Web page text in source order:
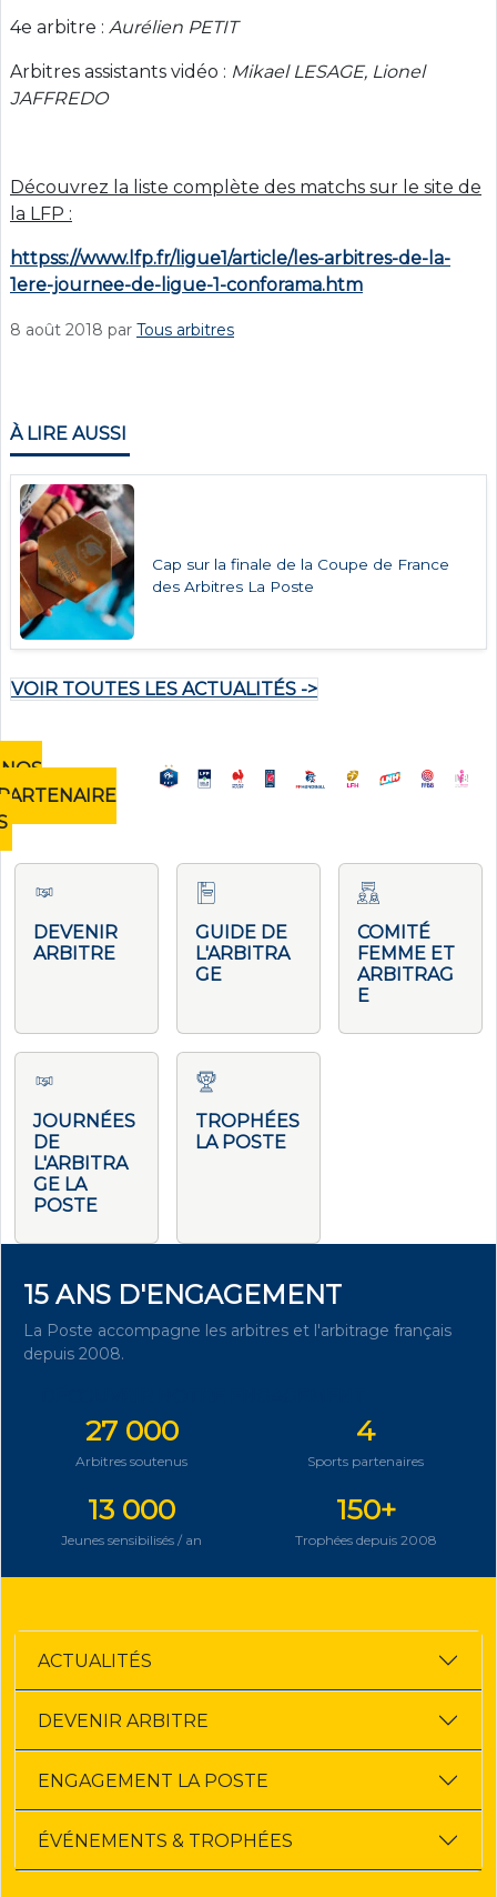
4e arbitre : Aurélien PETIT
Arbitres assistants vidéo : Mikael LESAGE, Lionel
JAFFREDO
Découvrez la liste complète des matchs sur le site de
la LFP :
httpss://www.lfp.fr/ligue1/article/les-arbitres-de-la-
1ere-journee-de-ligue-1-conforama.htm
8 août 2018 par Tous arbitres
À LIRE AUSSI
Cap sur la finale de la Coupe de France
des Arbitres La Poste
VOIR TOUTES LES ACTUALITÉS ->
NOS
DEVENIR
ARBITRE
GUIDE DE
L'ARBITRA
GE
COMITÉ
FEMME ET
ARBITRAG
E
JOURNÉES
DE
L'ARBITRA
GE LA
POSTE
TROPHÉES
LA POSTE
15 ANS D'ENGAGEMENT
La Poste accompagne les arbitres et l'arbitrage français
depuis 2008.
27 000
Arbitres soutenus
4
Sports partenaires
13 000
Jeunes sensibilisés / an
150+
Trophées depuis 2008
ACTUALITÉS
DEVENIR ARBITRE
ENGAGEMENT LA POSTE
ÉVÉNEMENTS & TROPHÉES